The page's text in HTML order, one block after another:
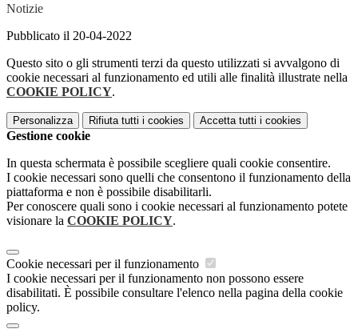
Notizie
Pubblicato il 20-04-2022
Questo sito o gli strumenti terzi da questo utilizzati si avvalgono di
cookie necessari al funzionamento ed utili alle finalità illustrate nella
COOKIE POLICY.
Personalizza Rifiuta tutti i cookies Accetta tutti i cookies
Gestione cookie
In questa schermata è possibile scegliere quali cookie consentire.
I cookie necessari sono quelli che consentono il funzionamento della
piattaforma e non è possibile disabilitarli.
Per conoscere quali sono i cookie necessari al funzionamento potete
visionare la COOKIE POLICY.
Cookie necessari per il funzionamento
I cookie necessari per il funzionamento non possono essere
disabilitati. È possibile consultare l'elenco nella pagina della cookie
policy.